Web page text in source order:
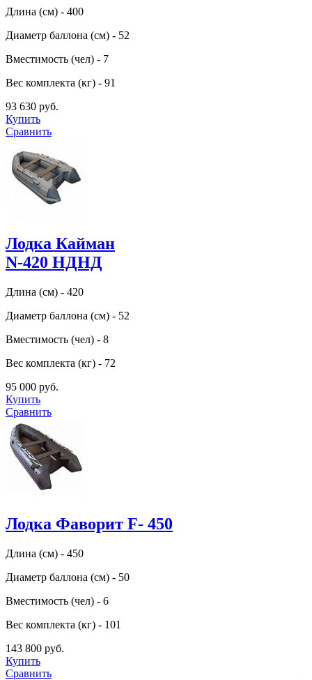
Длина (см) - 400
Диаметр баллона (см) - 52
Вместимость (чел) - 7
Вес комплекта (кг) - 91
93 630 руб.
Купить
Сравнить
Лодка Кайман
N-420 НДНД
Длина (см) - 420
Диаметр баллона (см) - 52
Вместимость (чел) - 8
Вес комплекта (кг) - 72
95 000 руб.
Купить
Сравнить
Лодка Фаворит F- 450
Длина (см) - 450
Диаметр баллона (см) - 50
Вместимость (чел) - 6
Вес комплекта (кг) - 101
143 800 руб.
Купить
Сравнить